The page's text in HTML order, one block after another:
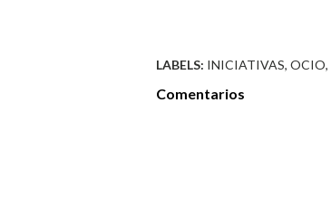
LABELS: INICIATIVAS OCIO
Comentarios